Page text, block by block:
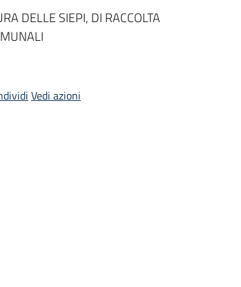
DELLE SIEPI, DI RACCOLTA
Vedi azioni